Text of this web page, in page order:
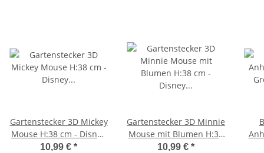
Gartenstecker 3D Mickey
Mouse H:38 cm - Disney
Blumenstecker Micky
10,99 € *
Gartenstecker 3D Minnie
Mouse mit Blumen H:38
cm - Disney
10,99 € *